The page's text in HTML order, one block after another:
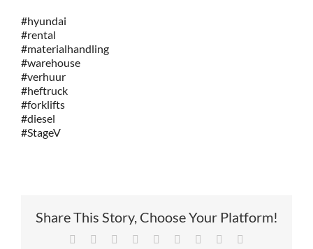
#hyundai
#rental
#materialhandling
#warehouse
#verhuur
#heftruck
#forklifts
#diesel
#StageV
Share This Story, Choose Your Platform!
Facebook Reddit LinkedIn
TumblrPinterest Xing